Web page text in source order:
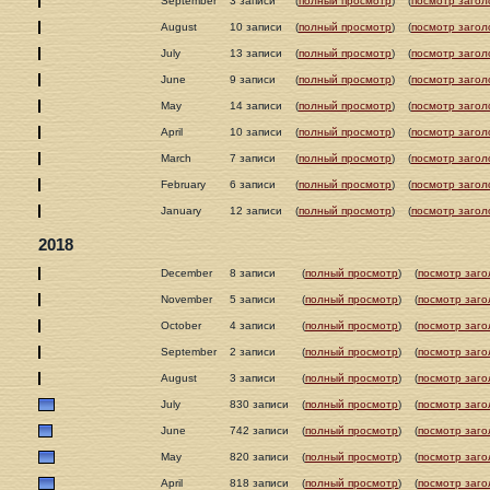
August 10 записи (полный просмотр) (посмотр
July 13 записи (полный просмотр) (посмотр
June 9 записи (полный просмотр) (посмотр
May 14 записи (полный просмотр) (посмотр
April 10 записи (полный просмотр) (посмотр
March 7 записи (полный просмотр) (посмотр
February 6 записи (полный просмотр) (посмотр
January 12 записи (полный просмотр) (посмотр
2018
December 8 записи (полный просмотр) (посмотр
November 5 записи (полный просмотр) (посмотр
October 4 записи (полный просмотр) (посмотр
September 2 записи (полный просмотр) (посмотр
August 3 записи (полный просмотр) (посмотр
July 830 записи (полный просмотр) (посмотр
June 742 записи (полный просмотр) (посмотр
May 820 записи (полный просмотр) (посмотр
April 818 записи (полный просмотр) (посмотр